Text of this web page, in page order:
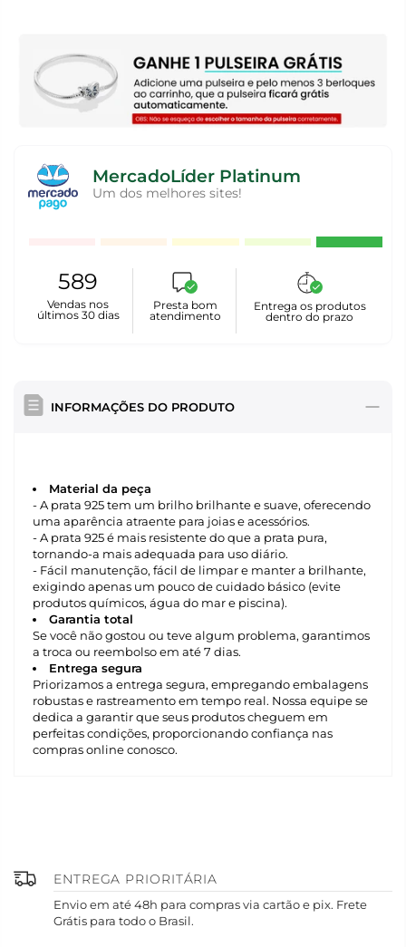
MercadoLíder Platinum
Um dos melhores sites!
589
Vendas nos
últimos 30 dias
Presta bom
atendimento
Entrega os produtos
dentro do prazo
INFORMAÇÕES DO PRODUTO
Material da peça
- A prata 925 tem um brilho brilhante e suave, oferecendo
uma aparência atraente para joias e acessórios.
- A prata 925 é mais resistente do que a prata pura,
tornando-a mais adequada para uso diário.
- Fácil manutenção, fácil de limpar e manter a brilhante,
exigindo apenas um pouco de cuidado básico (evite
produtos químicos, água do mar e piscina).
Garantia total
Se você não gostou ou teve algum problema, garantimos
a troca ou reembolso em até 7 dias.
Entrega segura
Priorizamos a entrega segura, empregando embalagens
robustas e rastreamento em tempo real. Nossa equipe se
dedica a garantir que seus produtos cheguem em
perfeitas condições, proporcionando confiança nas
compras online conosco.
ENTREGA PRIORITÁRIA
Envio em até 48h para compras via cartão e pix. Frete
Grátis para todo o Brasil.